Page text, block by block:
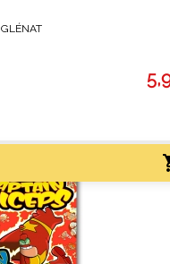
GLÉNAT